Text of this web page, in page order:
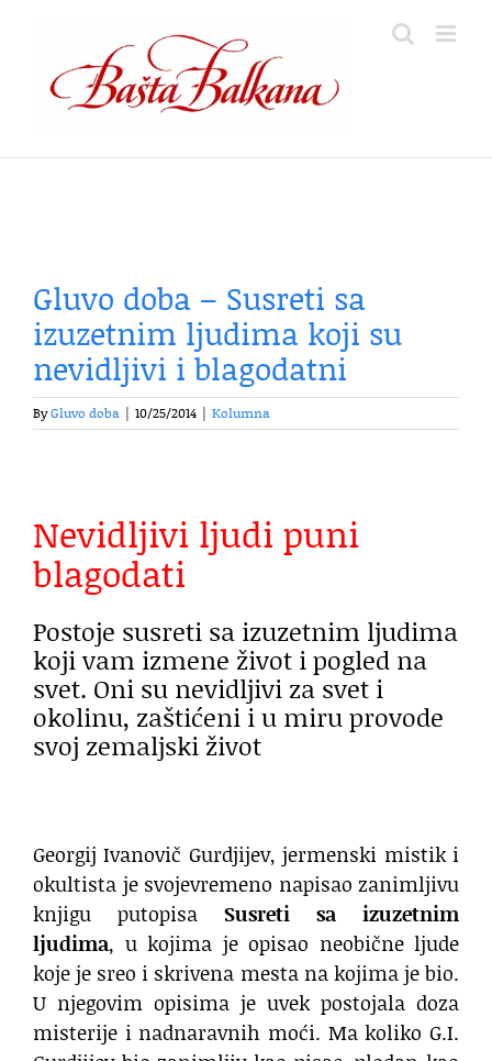
content
Gluvo doba – Susreti sa
izuzetnim ljudima koji su
nevidljivi i blagodatni
ByGluvo doba 10/25/2014 Kolumna
Nevidljivi ljudi puni
blagodati
Postoje susreti sa izuzetnim ljudima
koji vam izmene život i pogled na
svet. Oni su nevidljivi za svet i
okolinu, zaštićeni i u miru provode
svoj zemaljski život
Georgij Ivanovič Gurdjijev, jermenski mistik i
okultista je svojevremeno napisao zanimljivu
knjigu putopisa Susreti sa izuzetnim
ljudima, u kojima je opisao neobične ljude
koje je sreo i skrivena mesta na kojima je bio.
U njegovim opisima je uvek postojala doza
misterije i nadnaravnih moći. Ma koliko G.I.